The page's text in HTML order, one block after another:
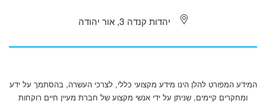
יהדות קנדה 3, אור יהודה
המידע המפורט להלן הינו מידע מקצועי כללי, לצרכי העשרה, בהסתמך על ידע
ומחקרים קיימים, שניתן על ידי אנשי מקצוע של חברת מעיין חיים רוקחות